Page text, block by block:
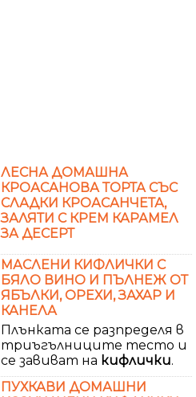
ЛЕСНА ДОМАШНА
КРОАСАНОВА ТОРТА СЪС
СЛАДКИ КРОАСАНЧЕТА,
ЗАЛЯТИ С КРЕМ КАРАМЕЛ
ЗА ДЕСЕРТ
МАСЛЕНИ КИФЛИЧКИ С
БЯЛО ВИНО И ПЪЛНЕЖ ОТ
ЯБЪЛКИ, ОРЕХИ, ЗАХАР И
КАНЕЛА
Плънката се разпределя в
триъгълниците тесто и
се завиват на кифлички.
ПУХКАВИ ДОМАШНИ